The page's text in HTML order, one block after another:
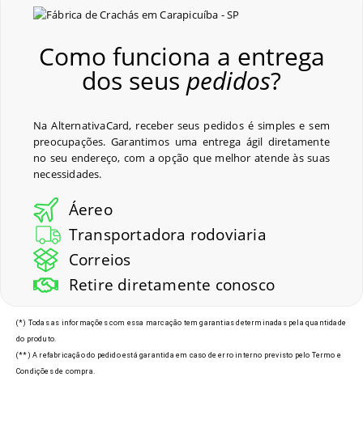
Como funciona a entrega
dos seus pedidos?
Na AlternativaCard, receber seus pedidos é simples e sem
preocupações. Garantimos uma entrega ágil diretamente
no seu endereço, com a opção que melhor atende às suas
necessidades.
Áereo
Transportadora rodoviaria
Correios
Retire diretamente conosco
(*) Todas as informações com essa marcação tem garantias determinadas pela quantidade
do produto.
(**) A refabricação do pedido está garantida em caso de erro interno previsto pelo Termo e
Condições de compra.